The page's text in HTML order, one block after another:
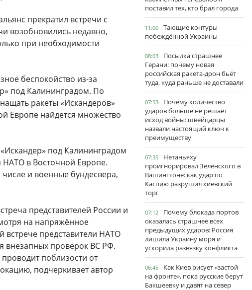
прекратил встречи с
возобновились недавно,
при необходимости
беспокойство из-за
под Калининградом. По
ракеты «Искандеров»
Европе найдется множество
под Калининградом
в Восточной Европе.
и военные бундесвера,
представителей России и
на напряжённое
представители НАТО
внезапных проверок ВС РФ.
поблизости от
подчеркивает автор
поставил тех, кто брал города
11:00
Тающие контуры
побеждённой Украины
08:03
Посылка страшнее
Герани: почему новая
российская ракета-дрон бьёт
туда, куда раньше не доставали
07:53
Почему количество
ударов больше не решает
исход войны: швейцарцы
назвали настоящий ключ к
преимуществу
07:35
Нетаньяху
проигнорировал Зеленского в
Вашингтоне: как удар по
Каспию разрушил киевский
торг
07:12
Почему блокада портов
оказалась страшнее всех
предыдущих ударов: Россия
лишила Украину моря и
ускорила развязку конфликта
06:45
Как Киев рисует «застой
на фронте», пока русские берут
Бакшеевку и давят на север